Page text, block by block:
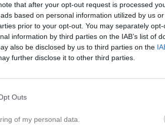
that after your opt-out request is processed
based on personal information utilized by us
prior to your opt-out. You may separately
information by third parties on the IAB’s list of
also be disclosed by us to third parties on the
further disclose it to other third parties.
Outs
of my personal data.
Lagnyheter
Nu finns det ett dokument upplagt med information från föräldramöte på laget.se Gå till fliken mer och sedan dokument. Där finns olika mappar med diverse information. Har även lagt gruppindelningen och matchschemat där. Är det några frågetecken hör av er
Hej på er! Nu närmar det sig tisdag och dagen då vi ska åka med laget på landskampen mellan Sverige-Italien. Matchen börjar kl 19:00. Vi tänker att vi behöver ha samling kl 15.00 på parkeringen vid Lindvallen. Avresa 15.15 så vi inte behöver stressa. Vi gör matstopp på Max i Allingsås på vägen som barnen bekostar själva. Beräknad hemkomst ca 22.30. Respektive chaufför tar upp telefonnummer till föräldrar för barnen som åker i respektive bil så vi kan ha kontakt om tid för hemkomst eller om något annat skulle uppstå. Om barnen har, får de gärna ha på Sverigetröja. Tänk dock på kläder efter väder då det kan bli kallt på kvällen och gärna regnjacka om det skulle regna.
Nyheter från föreningen